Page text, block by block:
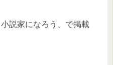
説家になろう、で掲載